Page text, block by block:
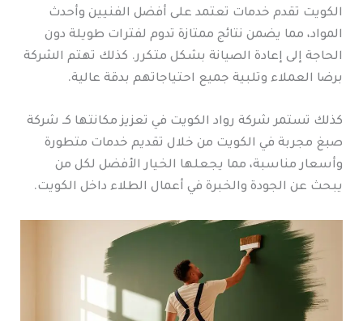
الكويت تقدم خدمات تعتمد على أفضل الفنيين وأحدث
المواد، مما يضمن نتائج ممتازة تدوم لفترات طويلة دون
الحاجة إلى إعادة الصيانة بشكل متكرر. كذلك تهتم الشركة
برضا العملاء وتلبية جميع احتياجاتهم بدقة عالية.
كذلك تستمر شركة رواد الكويت في تعزيز مكانتها كـ شركة
صبغ مجربة في الكويت من خلال تقديم خدمات متطورة
وأسعار مناسبة، مما يجعلها الخيار الأفضل لكل من
يبحث عن الجودة والخبرة في أعمال الطلاء داخل الكويت.